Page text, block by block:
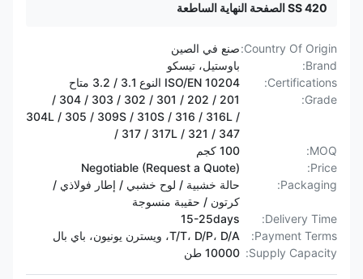
420 SS الصفحة النهاية الساطعة
Country Of Origin: صنع في الصين
Brand:
باوستيل، تيسكو
Certifications:
ISO/EN 10204 النوع 3.1 / 3.2 متاح
Grade:
201 / 202 / 301 / 302 / 303 / 304 /
304L / 305 / 309S / 310S / 316 / 316L /
317 / 317L / 321 / 347 /
MOQ:
100 كجم
Price:
Negotiable (Request a Quote)
Packaging:
حالة خشبية / لوح خشبي / إطار فولاذي /
كرتون / حقيبة منسوجة
Delivery Time:
15-25days
Payment Terms:
T/T، D/P، D/A، ويسترن يونيون، باي بال
Supply Capacity:
10000 طن